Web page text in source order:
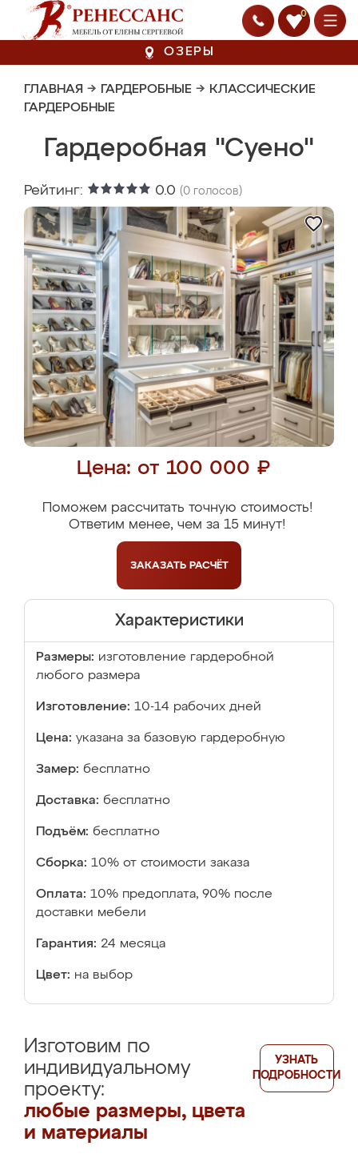
0
ОЗЕРЫ
ГЛАВНАЯ → ГАРДЕРОБНЫЕ → КЛАССИЧЕСКИЕ
ГАРДЕРОБНЫЕ
Гардеробная "Суено"
Рейтинг: 0.0 (0 голосов)
Цена: от 100 000 ₽
Поможем рассчитать точную стоимость!
Ответим менее, чем за 15 минут!
ЗАКАЗАТЬ РАСЧЁТ
Характеристики
Размеры: изготовление гардеробной
любого размера
Изготовление: 10-14 рабочих дней
Цена: указана за базовую гардеробную
Замер: бесплатно
Доставка: бесплатно
Подъём: бесплатно
Сборка: 10% от стоимости заказа
Оплата: 10% предоплата, 90% после
доставки мебели
Гарантия: 24 месяца
Цвет: на выбор
Изготовим по
индивидуальному
проекту:
любые размеры, цвета
и материалы
УЗНАТЬ
ПОДРОБНОСТИ